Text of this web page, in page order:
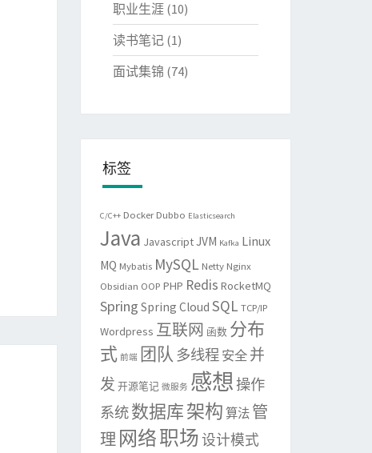
职业生涯(10)
读书笔记(1)
面试集锦 (74)
标签
C/C++ Docker Dubbo Elasticsearch
Java JavascriptJVM Kafka Linux
MQ Mybatis MySQL Netty Nginx
Obsidian OOP PHP Redis RocketMQ
Spring Spring Cloud SQL TCP/IP
Wordpress 互联网 函数 分布
式 前端 团队 多线程 安全 并
发 开源笔记 微服务 感想操作
系统数据库架构 算法 管
理 网络职场设计模式